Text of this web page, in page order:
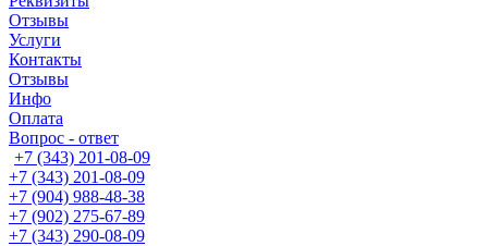
Отзывы
Услуги
Контакты
Отзывы
Инфо
Оплата
Вопрос - ответ
+7 (343) 201-08-09
+7 (343) 201-08-09
+7 (904) 988-48-38
+7 (902) 275-67-89
+7 (343) 290-08-09